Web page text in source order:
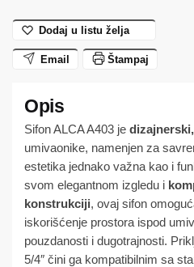
količinaDodaj u listu želja
Email Štampaj
Sifon ALCA A403 je
umivaonike, namenjen za
estetika jednako važna kao i
svom elegantnom izgledu i
konstrukciji, ovaj sifon
iskorišćenje prostora ispod
pouzdanosti i dugotrajnosti.
5/4″ čini ga kompatibilnim sa